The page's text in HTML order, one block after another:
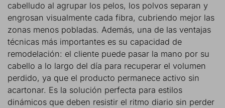
cabelludo al agrupar los pelos, los polvos separan y
engrosan visualmente cada fibra, cubriendo mejor las
zonas menos pobladas. Además, una de las ventajas
técnicas más importantes es su capacidad de
remodelación: el cliente puede pasar la mano por su
cabello a lo largo del día para recuperar el volumen
perdido, ya que el producto permanece activo sin
acartonar. Es la solución perfecta para estilos
dinámicos que deben resistir el ritmo diario sin perder